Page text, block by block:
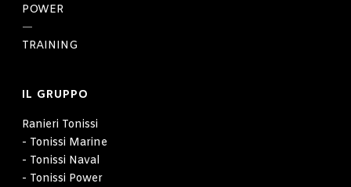
POWER
—
TRAINING
IL GRUPPO
Ranieri Tonissi
- Tonissi Marine
- Tonissi Naval
- Tonissi Power